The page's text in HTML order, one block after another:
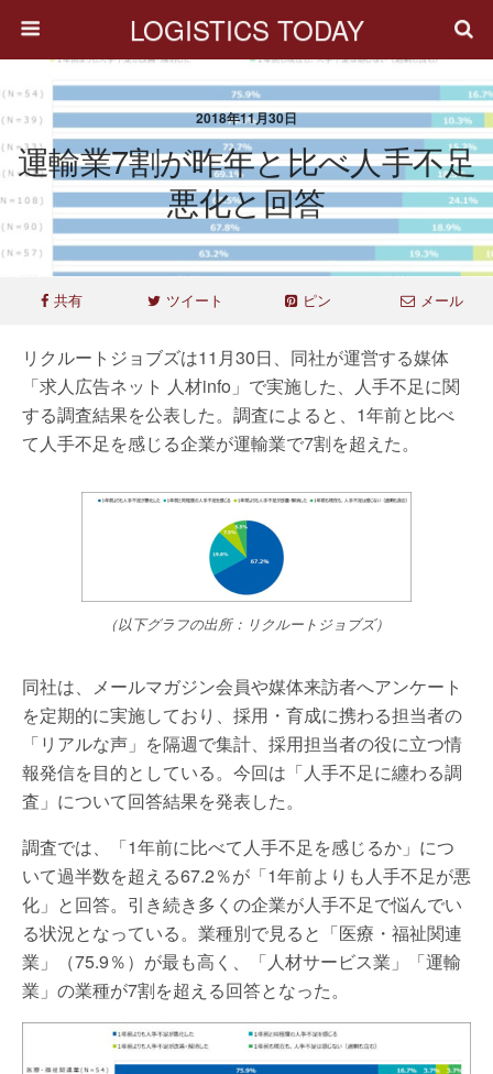
LOGISTICS TODAY
2018年11月30日
運輸業7割が昨年と比べ人手不足
悪化と回答
共有 ツイート ピン メール
リクルートジョブズは11月30日、同社が運営する媒体
「求人広告ネット 人材info」で実施した、人手不足に関
する調査結果を公表した。調査によると、1年前と比べ
て人手不足を感じる企業が運輸業で7割を超えた。
（以下グラフの出所：リクルートジョブズ）
同社は、メールマガジン会員や媒体来訪者へアンケート
を定期的に実施しており、採用・育成に携わる担当者の
「リアルな声」を隔週で集計、採用担当者の役に立つ情
報発信を目的としている。今回は「人手不足に纏わる調
査」について回答結果を発表した。
調査では、「1年前に比べて人手不足を感じるか」につ
いて過半数を超える67.2％が「1年前よりも人手不足が悪
化」と回答。引き続き多くの企業が人手不足で悩んでい
る状況となっている。業種別で見ると「医療・福祉関連
業」（75.9％）が最も高く、「人材サービス業」「運輸
業」の業種が7割を超える回答となった。